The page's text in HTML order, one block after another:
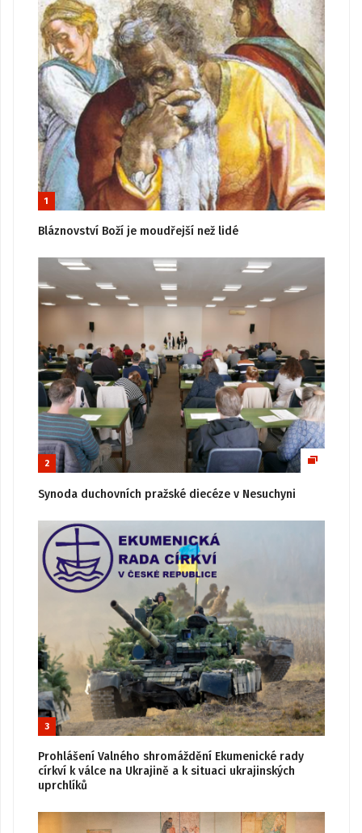
1
Bláznovství Boží je moudřejší než lidé
2
Synoda duchovních pražské diecéze v Nesuchyni
3
Prohlášení Valného shromáždění Ekumenické rady
církví k válce na Ukrajině a k situaci ukrajinských
uprchlíků